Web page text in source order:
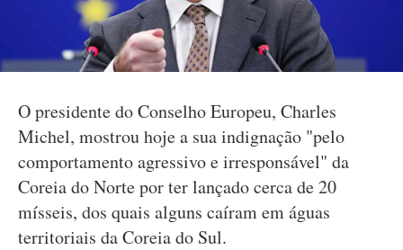
O presidente do Conselho Europeu, Charles
Michel, mostrou hoje a sua indignação "pelo
comportamento agressivo e irresponsável" da
Coreia do Norte por ter lançado cerca de 20
mísseis, dos quais alguns caíram em águas
territoriais da Coreia do Sul.